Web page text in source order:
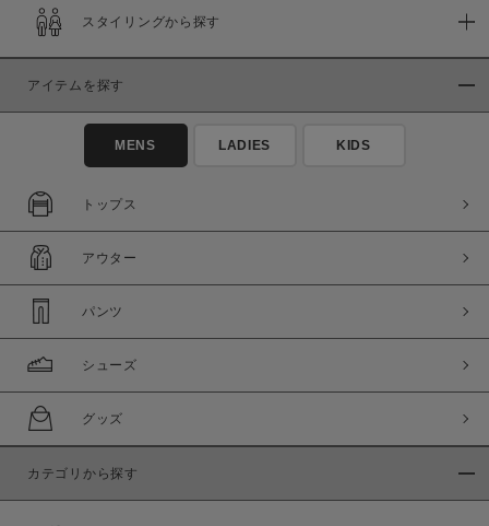
スタイリングから探す
アイテムを探す
MENS LADIES KIDS
トップス
アウター
パンツ
シューズ
グッズ
カテゴリから探す